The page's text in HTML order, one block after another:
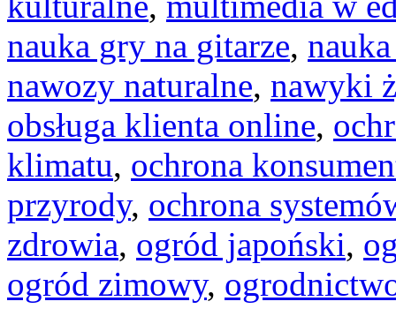
nauka gry na gitarze,
nawozy naturalne, nawyki
obsługa klienta online,
klimatu, ochrona
przyrody, ochrona
zdrowia, ogród japoński,
ogród zimowy,